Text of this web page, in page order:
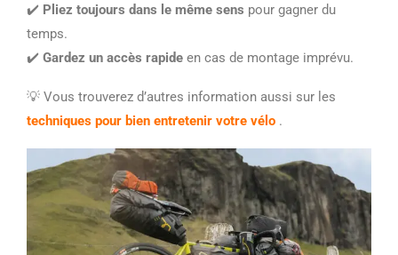
✔️ Pliez toujours dans le même sens pour gagner du
temps.
✔️ Gardez un accès rapide en cas de montage imprévu.
💡 Vous trouverez d’autres information aussi sur les
techniques pour bien entretenir votre vélo .